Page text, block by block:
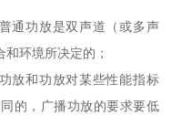
通功放是双声道（或多声
环境所决定的；
放和功放对某些性能指标
的，广播功放的要求要低